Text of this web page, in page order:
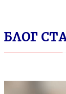
БЛОГ